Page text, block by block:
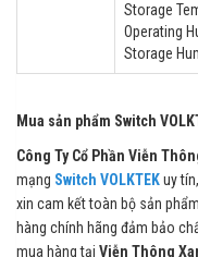
Storage
Operating
Storage
Mua sản phẩm Switch
Công Ty Cổ Phần Viễn
mạng Switch VOLKTEKuy
xin cam kết toàn bộ sản phẩm
hàng chính hãng đảm bảo
mua hàng tại Viễn Thông